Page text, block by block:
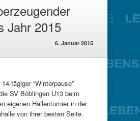
Jahr 2015
6. Januar 2015
tägiger “Winterpause”
SV Böblingen U13 beim
eigenen Hallenturnier in der
von ihrer besten Seite.